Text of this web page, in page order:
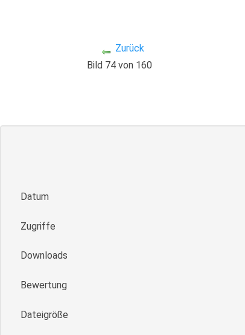
Zurück
Bild 74 von 160
Datum
Zugriffe
Downloads
Bewertung
Dateigröße